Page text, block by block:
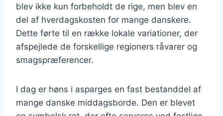
blev ikke kun forbeholdt de rige, men blev en
del af hverdagskosten for mange danskere.
Dette førte til en række lokale variationer, der
afspejlede de forskellige regioners råvarer og
smagspræferencer.
I dag er høns i asparges en fast bestanddel af
mange danske middagsborde. Den er blevet